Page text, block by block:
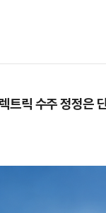
릭 수주 정정은